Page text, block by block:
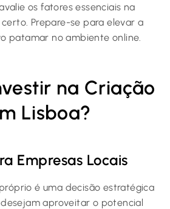
os fatores essenciais na
Prepare-se para elevar a
patamar no ambiente online.
na Criação
Lisboa?
Empresas Locais
é uma decisão estratégica
aproveitar o potencial